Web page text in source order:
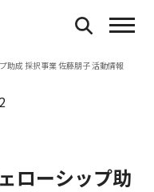
助成 採択事業 佐藤朋子 活動情報
ローシップ助